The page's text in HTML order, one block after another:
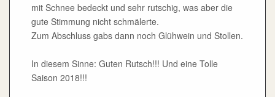
mit Schnee bedeckt und sehr rutschig, was aber die
gute Stimmung nicht schmälerte.
Zum Abschluss gabs dann noch Glühwein und Stollen.
In diesem Sinne: Guten Rutsch!!! Und eine Tolle
Saison 2018!!!